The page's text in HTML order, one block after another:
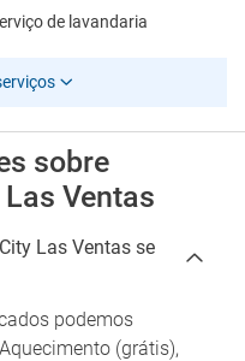
de lavandaria
sobre
Ventas
Las Ventas se
podemos
(grátis),